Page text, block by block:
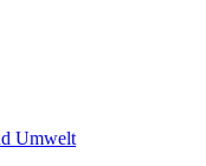
Umwelt